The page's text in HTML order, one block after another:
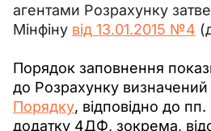
агентами Розрахунку
Мінфіну від 13.01.2015 №4
Порядок заповнення
до Розрахунку
Порядку, відповідно до пп.
додатку 4ДФ, зокрема,